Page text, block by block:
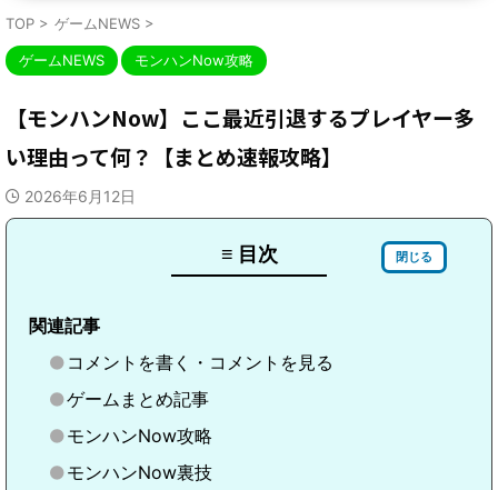
TOP > ゲームNEWS >
ゲームNEWS モンハンNow攻略
【モンハンNow】ここ最近引退するプレイヤー多
い理由って何？【まとめ速報攻略】
2026年6月12日
≡ 目次 閉じる
関連記事
コメントを書く・コメントを見る
ゲームまとめ記事
モンハンNow攻略
モンハンNow裏技